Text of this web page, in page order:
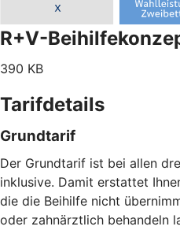
R+V-
390 KB
Tarifdetails
Grundtarif
Der Grundtarif ist bei allen
inklusive. Damit erstattet
die die Beihilfe nicht
oder zahnärztlich behandeln